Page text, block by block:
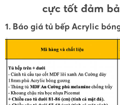
cực tốt đảm
1. Báo giá tủ bếp Acrylic